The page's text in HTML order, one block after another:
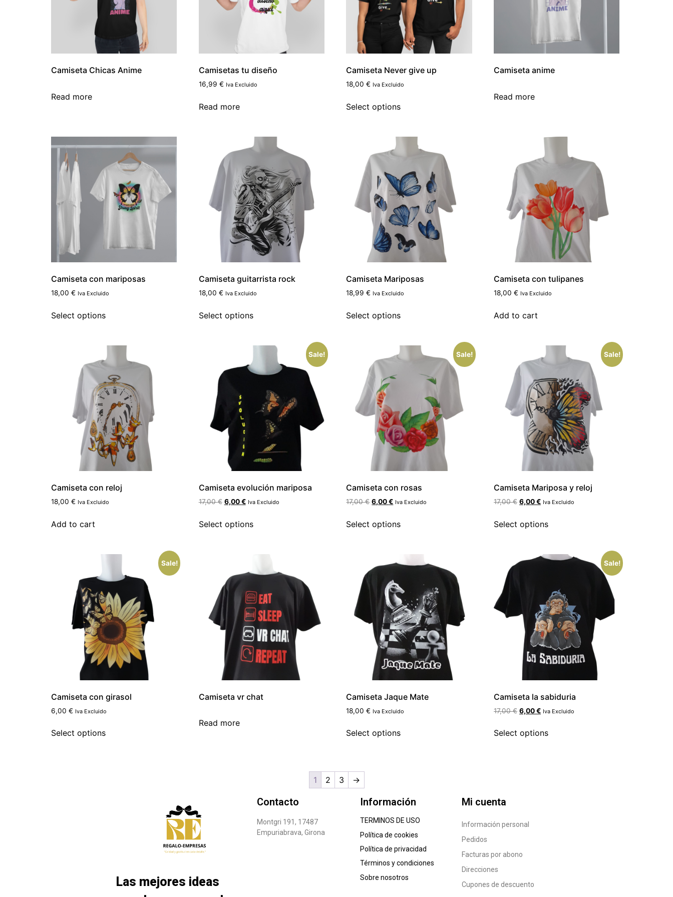
Camiseta Chicas Anime
Read more
Camisetas tu diseño
16,99 € Iva Excluido
Read more
Camiseta Never give up
18,00€ Iva Excluido
Select options
Camiseta anime
Read more
Camiseta con mariposas
18,00 € Iva Excluido
Select options
Camiseta guitarrista rock
18,00 € Iva Excluido
Select options
Camiseta Mariposas
18,99€ Iva Excluido
Select options
Camiseta con tulipanes
18,00€ Iva Excluido
Add to cart
Camiseta con reloj
18,00 € Iva Excluido
Add to cart
Sale!
Camiseta evolución mariposa
17,00€ 6,00€ Iva Excluido
Select options
Sale!
Camiseta con rosas
17,00€ 6,00€ Iva Excluido
Select options
Sale!
Camiseta Mariposa y reloj
17,00€ 6,00€ Iva Excluido
Select options
Sale!
Camiseta con girasol
6,00 € Iva Excluido
Select options
Camiseta vr chat
Read more
Camiseta Jaque Mate
18,00€ Iva Excluido
Select options
Sale!
Camiseta la sabiduria
17,00€ 6,00€ Iva Excluido
Select options
1 2 3 →
Las mejores ideas
Contacto
Montgri 191, 17487
Empuriabrava, Girona
Información
TERMINOS DE USO
Política de cookies
Política de privacidad
Términos y condiciones
Sobre nosotros
Mi cuenta
Información personal
Pedidos
Facturas por abono
Direcciones
Cupones de descuento